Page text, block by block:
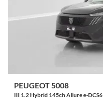
PEUGEOT 5008
III 1.2 Hybrid 145ch Allure e-DCS6